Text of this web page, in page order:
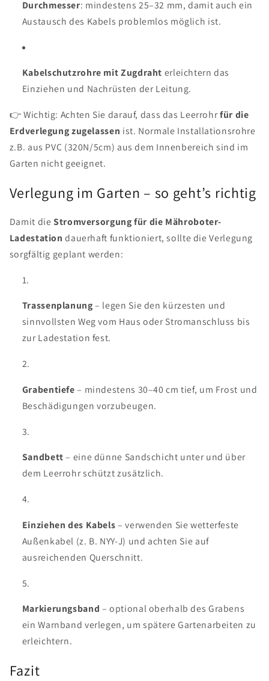
Durchmesser: mindestens 25–32 mm, damit auch ein
Austausch des Kabels problemlos möglich ist.
Kabelschutzrohre mit Zugdraht erleichtern das
Einziehen und Nachrüsten der Leitung.
👉 Wichtig: Achten Sie darauf, dass das Leerrohrfür die
Erdverlegung zugelassen ist. Normale Installationsrohre
z.B. aus PVC (320N/5cm) aus dem Innenbereich sind im
Garten nicht geeignet.
Verlegung im Garten – so geht’s richtig
Damit dieStromversorgung für die Mähroboter-
Ladestation dauerhaft funktioniert, sollte die Verlegung
sorgfältig geplant werden:
Trassenplanung– legen Sie den kürzesten und
sinnvollsten Weg vom Haus oder Stromanschluss bis
zur Ladestation fest.
Grabentiefe– mindestens 30–40 cm tief, um Frost und
Beschädigungen vorzubeugen.
Sandbett– eine dünne Sandschicht unter und über
dem Leerrohr schützt zusätzlich.
Einziehen des Kabels– verwenden Sie wetterfeste
Außenkabel (z. B. NYY-J) und achten Sie auf
ausreichenden Querschnitt.
Markierungsband – optional oberhalb des Grabens
ein Warnband verlegen, um spätere Gartenarbeiten zu
erleichtern.
Fazit